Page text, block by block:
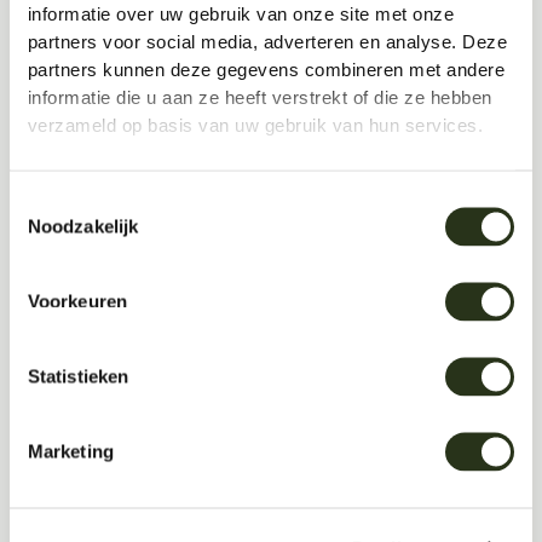
informatie over uw gebruik van onze site met onze
partners voor social media, adverteren en analyse. Deze
partners kunnen deze gegevens combineren met andere
informatie die u aan ze heeft verstrekt of die ze hebben
verzameld op basis van uw gebruik van hun services.
Noodzakelijk
Voorkeuren
Statistieken
Marketing
niet alleen als achtergrond hoeft te dienen.